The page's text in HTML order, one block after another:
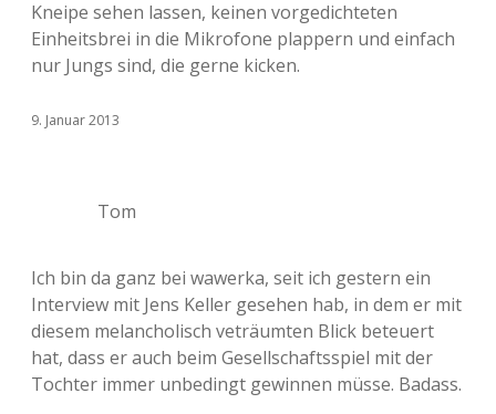
Kneipe sehen lassen, keinen vorgedichteten
Einheitsbrei in die Mikrofone plappern und einfach
nur Jungs sind, die gerne kicken.
9. Januar 2013
Tom
Ich bin da ganz bei wawerka, seit ich gestern ein
Interview mit Jens Keller gesehen hab, in dem er mit
diesem melancholisch veträumten Blick beteuert
hat, dass er auch beim Gesellschaftsspiel mit der
Tochter immer unbedingt gewinnen müsse. Badass.